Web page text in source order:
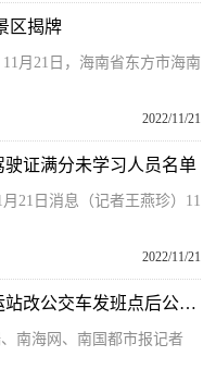
区揭牌
月21日，海南省东方市海南
2022/11/21
证满分未学习人员名单
21日消息（记者王燕珍）11
2022/11/21
每日速递：问政海南丨澄迈一客运站改公交车发班点后公厕收费受质疑 当地交运局回应
南海网、南国都市报记者